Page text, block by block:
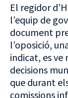
El regidor
l’equip de
document
l’oposició,
indicat, es
decisions
que durant
comissions